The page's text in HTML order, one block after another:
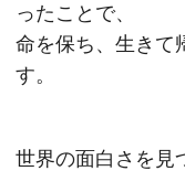
ったことで、
命を保ち、生きて
す。
世界の面白さを見